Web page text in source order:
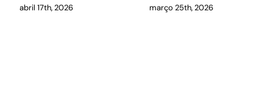
abril 17th, 2026 março 25th, 2026